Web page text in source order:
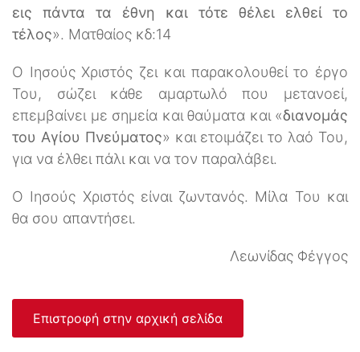
εις πάντα τα έθνη και τότε θέλει ελθεί το
τέλος». Ματθαίος κδ:14
Ο Ιησούς Χριστός ζει και παρακολουθεί το έργο
Του, σώζει κάθε αμαρτωλό που μετανοεί,
επεμβαίνει με σημεία και θαύματα και «διανομάς
του Αγίου Πνεύματος» και ετοιμάζει το λαό Του,
για να έλθει πάλι και να τον παραλάβει.
Ο Ιησούς Χριστός είναι ζωντανός. Μίλα Του και
θα σου απαντήσει.
Λεωνίδας Φέγγος
Επιστροφή στην αρχική σελίδα